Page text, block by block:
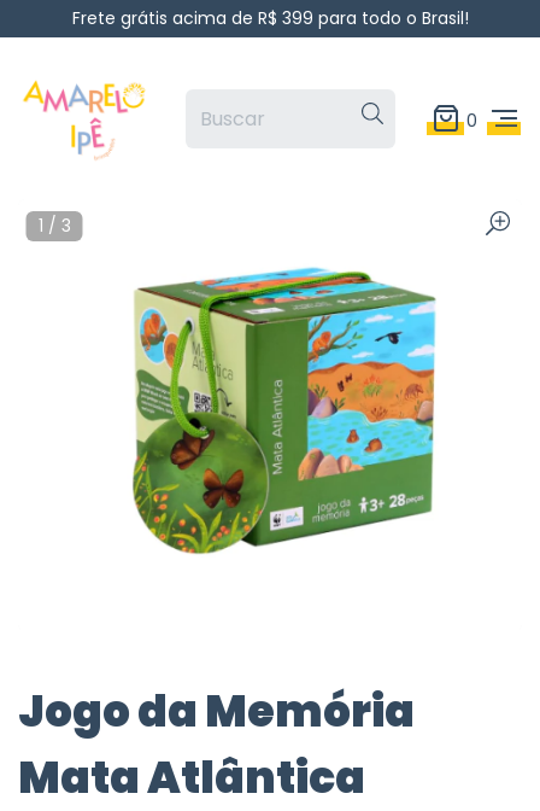
Frete grátis acima de R$ 399 para todo o Brasil!
0
Jogo da Memória
Mata Atlântica
1 / 3